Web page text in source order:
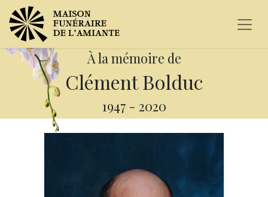
À la mémoire de
Clément Bolduc
1947 - 2020